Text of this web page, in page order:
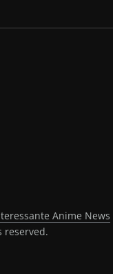
Anime News
reserved.